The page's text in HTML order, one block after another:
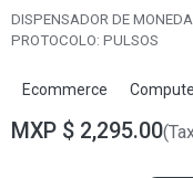
DISPENSADOR DE
PROTOCOLO: PULSOS
Ecommerce
MXP $ 2,295.00